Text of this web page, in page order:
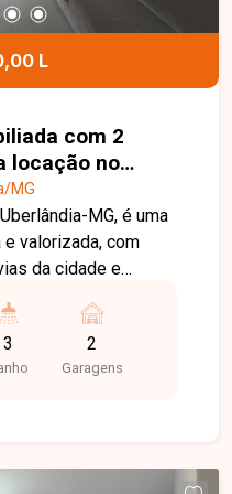
L
com 2
locação no
Uberlândia-
MG
MG, é uma
valorizada, com
da cidade e
e diversos
segurança e
Linda casa
cadeiras e
3 2
Garagens